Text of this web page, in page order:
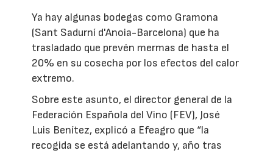
Ya hay algunas bodegas como Gramona
(Sant Sadurní d'Anoia-Barcelona) que ha
trasladado que prevén mermas de hasta el
20% en su cosecha por los efectos del calor
extremo.
Sobre este asunto, el director general de la
Federación Española del Vino (FEV), José
Luis Benítez, explicó a Efeagro que “la
recogida se está adelantando y, año tras